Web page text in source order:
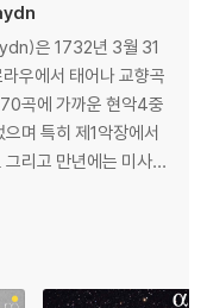
은 1732년 3월 31
우에서 태어나 교향곡
곡에 가까운 현악4중
며 특히 제1악장에서
리고 만년에는 미사곡
'사계(四季) Die J
음악의 명작을 남겼